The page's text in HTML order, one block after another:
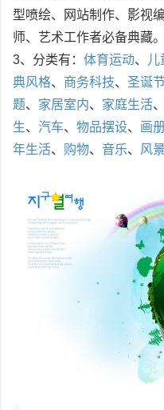
型喷绘、网站制作、影视
师、艺术工作者必备典藏。
3、分类有： 体育运动、 儿
典风格、 商务科技、 圣诞
题、 家居室内、 家庭生活、
生、 汽车、 物品摆设、 画
年生活、 购物、 音乐、 风景